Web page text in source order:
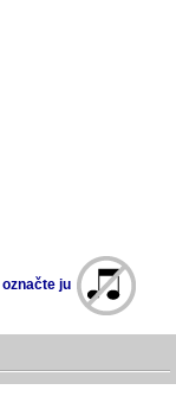
označte ju